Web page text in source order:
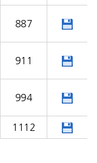
887
911
994
1112